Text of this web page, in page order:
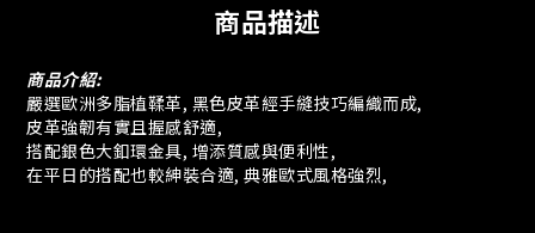
商品描述
商品介紹:
嚴選歐洲多脂植鞣革, 黑色皮革經手縫技巧編織而成,
皮革強韌有實且握感舒適,
搭配銀色大釦環金具, 增添質感與便利性,
在平日的搭配也較紳裝合適, 典雅歐式風格強烈,